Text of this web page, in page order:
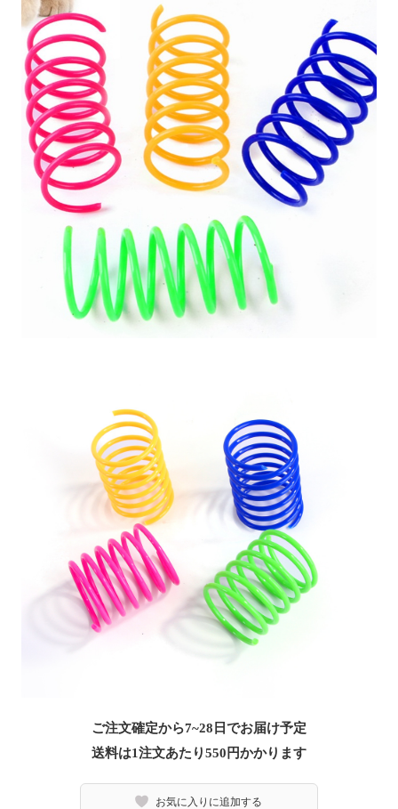
ご注文確定から7~28日でお届け予定
送料は1注文あたり550 円かかります
お気に入りに追加する